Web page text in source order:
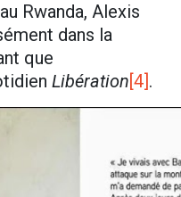
Rwanda, Alexis
dans la
que
Libération[4].